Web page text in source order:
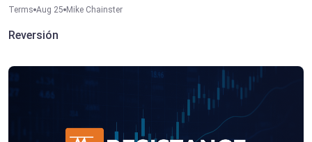
Terms Aug 25 Mike Chainster
Reversión